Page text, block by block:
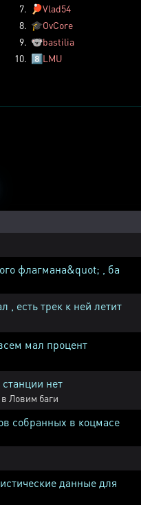
7.
🏓Vlad54
8. 🎓OvCore
9. 🐨bastilia
10. 8️⃣LMU
флагмана&quot; , ба
, есть трек к ней летит
мал процент
нет
в Ловим баги
собранных в коцмасе
данные для